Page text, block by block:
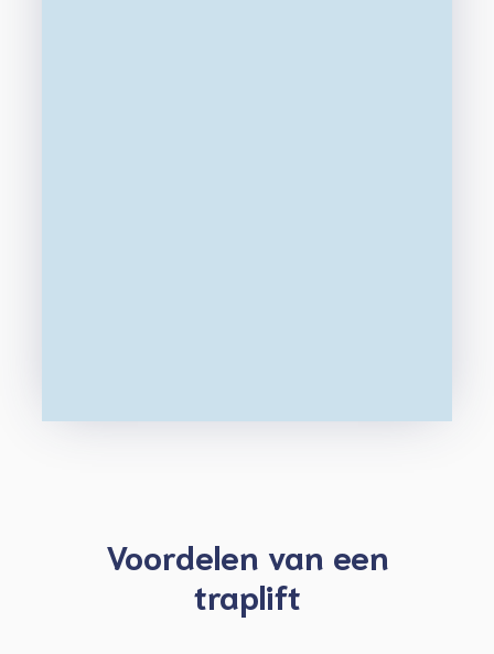
Voordelen van een
traplift